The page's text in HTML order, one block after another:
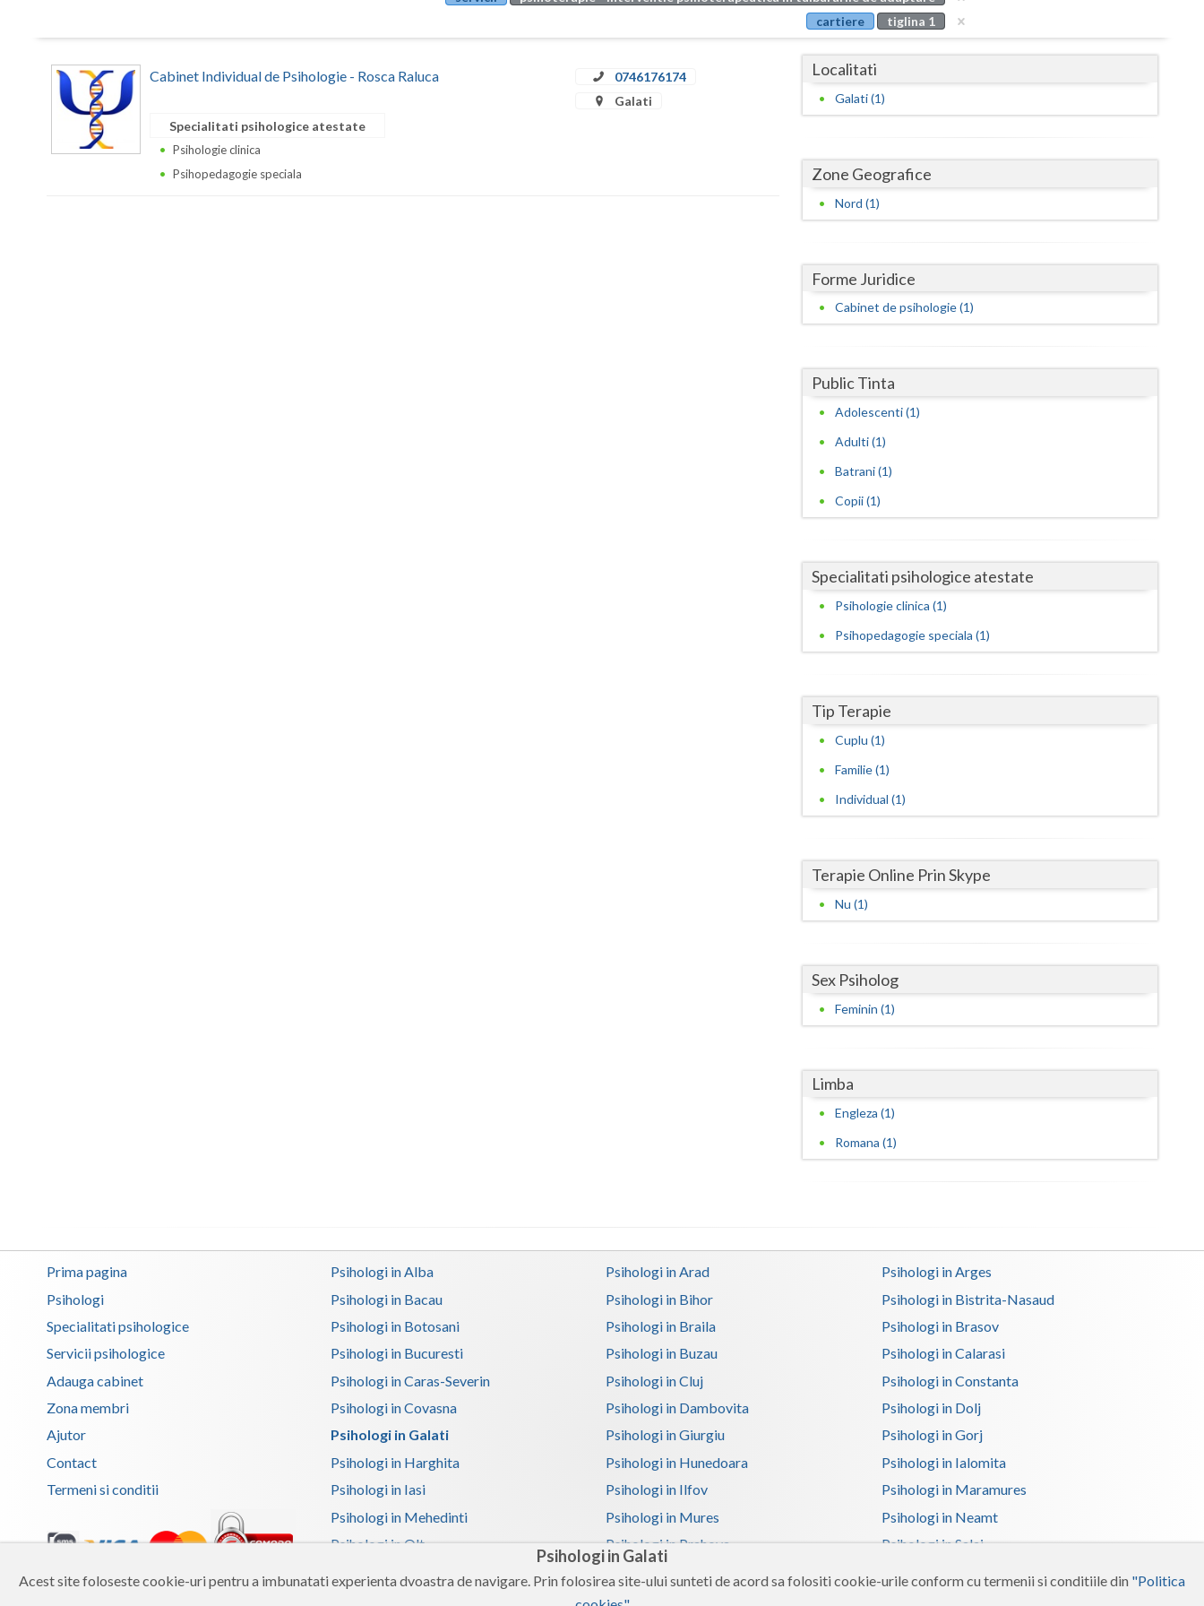
Psihologi in Galati
Acest site foloseste cookie-uri pentru a imbunatati experienta dvoastra de navigare. Prin folosirea site-ului sunteti de acord sa folositi cookie-urile conform cu termenii si conditiile din "Politica
Buzau
Cluj
Covasna
Dambovita
Dolj
Galati
Gorj
Maramures
Mures
Olt
Sibiu
cartiere
tiglina 1
Cabinet Individual de Psihologie - Rosca Raluca
0746176174
Galati
Specialitati psihologice atestate
Psihologie clinica
Psihopedagogie speciala
Localitati
Galati (1)
Zone Geografice
Nord (1)
Forme Juridice
Cabinet de psihologie (1)
Public Tinta
Adolescenti (1)
Adulti (1)
Batrani (1)
Copii (1)
Specialitati psihologice atestate
Psihologie clinica (1)
Psihopedagogie speciala (1)
Tip Terapie
Cuplu (1)
Familie (1)
Individual (1)
Terapie Online Prin Skype
Nu (1)
Sex Psiholog
Feminin (1)
Limba
Engleza (1)
Romana (1)
Prima pagina
Psihologi
Specialitati psihologice
Servicii psihologice
Adauga cabinet
Zona membri
Ajutor
Contact
Termeni si conditii
Copyright 2026 Reframing SRL
Psihologi in Alba Psihologi in Arad
Psihologi in Arges
Psihologi in Bacau
Psihologi in Bihor
Psihologi in Bistrita-Nasaud
Psihologi in Botosani
Psihologi in Braila
Psihologi in Brasov
Psihologi in Bucuresti
Psihologi in Buzau
Psihologi in Calarasi
Psihologi in Caras-Severin
Psihologi in Cluj
Psihologi in Constanta
Psihologi in Covasna
Psihologi in Dambovita
Psihologi in Dolj
Psihologi in Galati
Psihologi in Giurgiu
Psihologi in Gorj
Psihologi in Harghita
Psihologi in Hunedoara
Psihologi in Ialomita
Psihologi in Iasi
Psihologi in Ilfov
Psihologi in Maramures
Psihologi in Mehedinti
Psihologi in Mures
Psihologi in Neamt
Psihologi in Olt
Psihologi in Prahova
Psihologi in Salaj
Psihologi in Timis